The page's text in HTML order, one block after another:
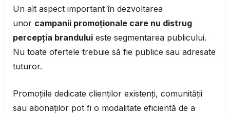
Un alt aspect important în dezvoltarea
unor campanii promoționale care nu distrug
percepția branduluieste segmentarea publicului.
Nu toate ofertele trebuie să fie publice sau adresate
tuturor.
Promoțiile dedicate clienților existenți, comunității
sau abonaților pot fi o modalitate eficientă de a